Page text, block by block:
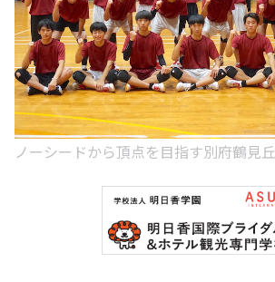
ノーシードから頂点を目指す別府鶴見丘